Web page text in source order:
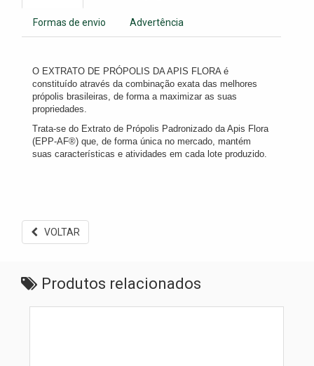
Formas de envio Advertência
O EXTRATO DE PRÓPOLIS DA APIS FLORA é
constituído através da combinação exata das melhores
própolis brasileiras, de forma a maximizar as suas
propriedades.
Trata-se do Extrato de Própolis Padronizado da Apis Flora
(EPP-AF®) que, de forma única no mercado, mantém
suas características e atividades em cada lote produzido.
VOLTAR
Produtos relacionados